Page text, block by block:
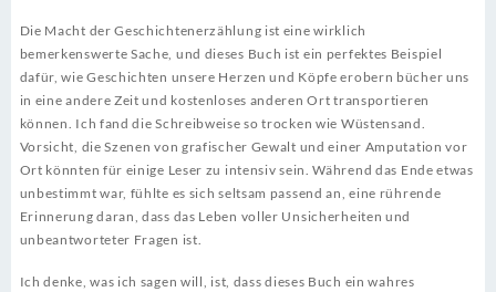
Die Macht der Geschichtenerzählung ist eine wirklich
bemerkenswerte Sache, und dieses Buch ist ein perfektes Beispiel
dafür, wie Geschichten unsere Herzen und Köpfe erobern bücher uns
in eine andere Zeit und kostenloses anderen Ort transportieren
können. Ich fand die Schreibweise so trocken wie Wüstensand.
Vorsicht, die Szenen von grafischer Gewalt und einer Amputation vor
Ort könnten für einige Leser zu intensiv sein. Während das Ende etwas
unbestimmt war, fühlte es sich seltsam passend an, eine rührende
Erinnerung daran, dass das Leben voller Unsicherheiten und
unbeantworteter Fragen ist.
Ich denke, was ich sagen will, ist, dass dieses Buch ein wahres